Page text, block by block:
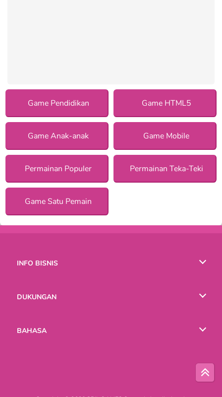
Game Pendidikan Game HTML5
Game Anak-anak Game Mobile
Permainan Populer Permainan Teka-Teki
Game Satu Pemain
INFO BISNIS
DUKUNGAN
BAHASA